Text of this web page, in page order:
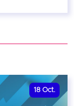
18 Oct.